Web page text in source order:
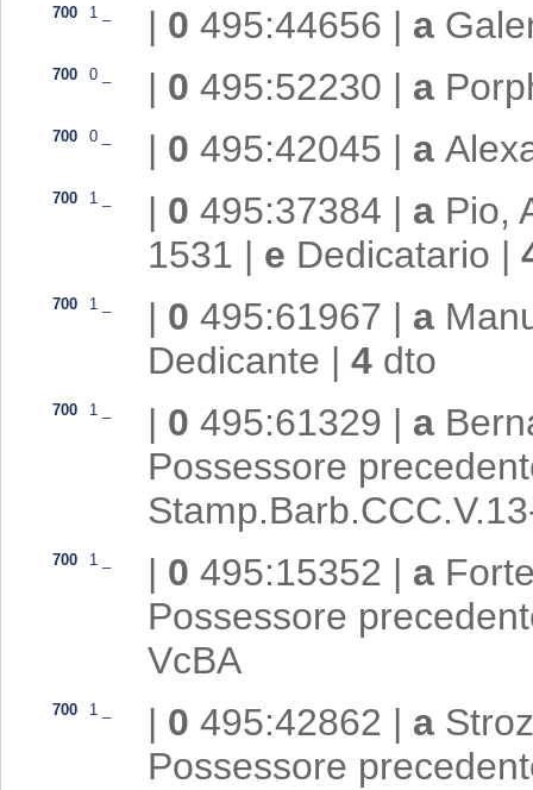
700 1 | 0 495:44656 | a
700 0 | 0 495:52230 | a
700 0 | 0 495:42045 | a
700 1 | 0 495:37384 | a Pio,
1531 | e Dedicatario |
700 1 | 0 495:61967 | a
Dedicante | 4 dto
700 1 | 0 495:61329 | a
Possessore
700 1 | 0 495:15352 | a
Possessore
VcBA
700 1 | 0 495:42862 | a
Possessore